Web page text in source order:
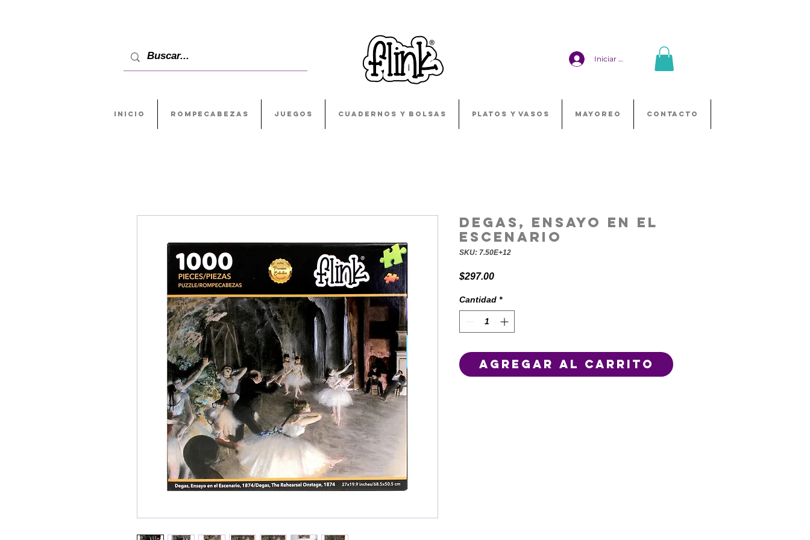
Iniciar sesión
INICIO ROMPECABEZAS JUEGOS CUADERNOS Y BOLSAS PLATOS Y VASOS MAYOREO CONTACTO
Degas, Ensayo en el
Escenario
SKU: 7.50E+12
$297.00Precio
Cantidad *
Agregar al carrito